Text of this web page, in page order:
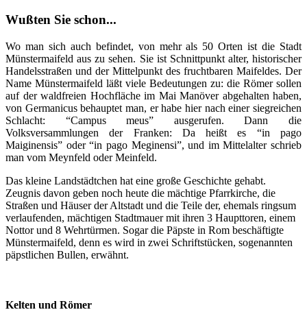
Wußten Sie schon...
Wo man sich auch befindet, von mehr als 50 Orten ist die Stadt
Münstermaifeld aus zu sehen. Sie ist Schnittpunkt alter, historischer
Handelsstraßen und der Mittelpunkt des fruchtbaren Maifeldes. Der
Name Münstermaifeld läßt viele Bedeutungen zu: die Römer sollen
auf der waldfreien Hochfläche im Mai Manöver abgehalten haben,
von Germanicus behauptet man, er habe hier nach einer siegreichen
Schlacht: “Campus meus” ausgerufen. Dann die
Volksversammlungen der Franken: Da heißt es “in pago
Maiginensis” oder “in pago Meginensi”, und im Mittelalter schrieb
man vom Meynfeld oder Meinfeld.
Das kleine Landstädtchen hat eine große Geschichte gehabt.
Zeugnis davon geben noch heute die mächtige Pfarrkirche, die
Straßen und Häuser der Altstadt und die Teile der, ehemals ringsum
verlaufenden, mächtigen Stadtmauer mit ihren 3 Haupttoren, einem
Nottor und 8 Wehrtürmen. Sogar die Päpste in Rom beschäftigte
Münstermaifeld, denn es wird in zwei Schriftstücken, sogenannten
päpstlichen Bullen, erwähnt.
Kelten und Römer